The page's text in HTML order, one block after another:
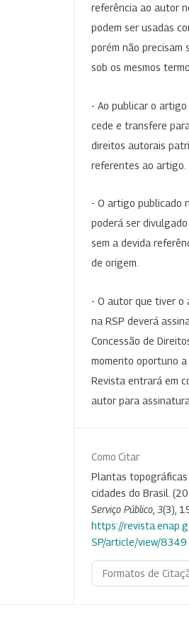
referência ao autor
podem ser usadas
porém não precisam
sob os mesmos
- Ao publicar o artigo
cede e transfere
direitos autorais
referentes ao artigo.
- O artigo publicado
poderá ser
sem a devida
de origem.
- O autor que tiver o
na RSP deverá
Concessão de
momento oportuno
Revista entrará em
autor para
Como Citar
Plantas topográficas
cidades do Brasil.
Serviço Público 3(3),
https://
SP/article/view/8349
Formatos de